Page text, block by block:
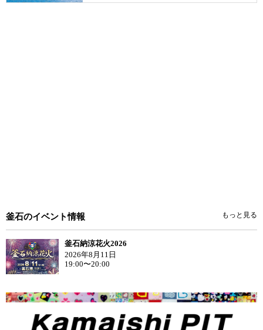
釜石のイベント情報 もっと見る
釜石納涼花火2026
2026年8月11日
19:00〜20:00